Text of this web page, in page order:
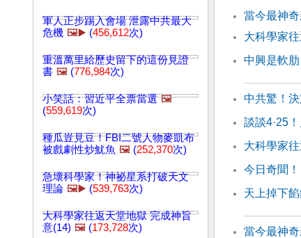
軍人正步踢入會場 泄露中共最大
危機 🖼️▶️ (456,612次)
重溫萬里給歷史留下的這份見證
書 🖼️ (776,984次)
小笑話：習近平全票當選 🖼️
(559,619次)
種瓜豈見豆！FBI二號人物麥凱布
被戲劇性炒魷魚 🖼️ (252,370次)
急壞科學家！神祕星系打破天文
理論 🖼️▶️ (539,763次)
大科學家往返天堂地獄 完成神旨
意(14) 🖼️ (173,728次)
當今最神
大科學家
中興是軟
中共驚！
談談4·25
大科學家
今日奇聞！
天上掉下
當今最神